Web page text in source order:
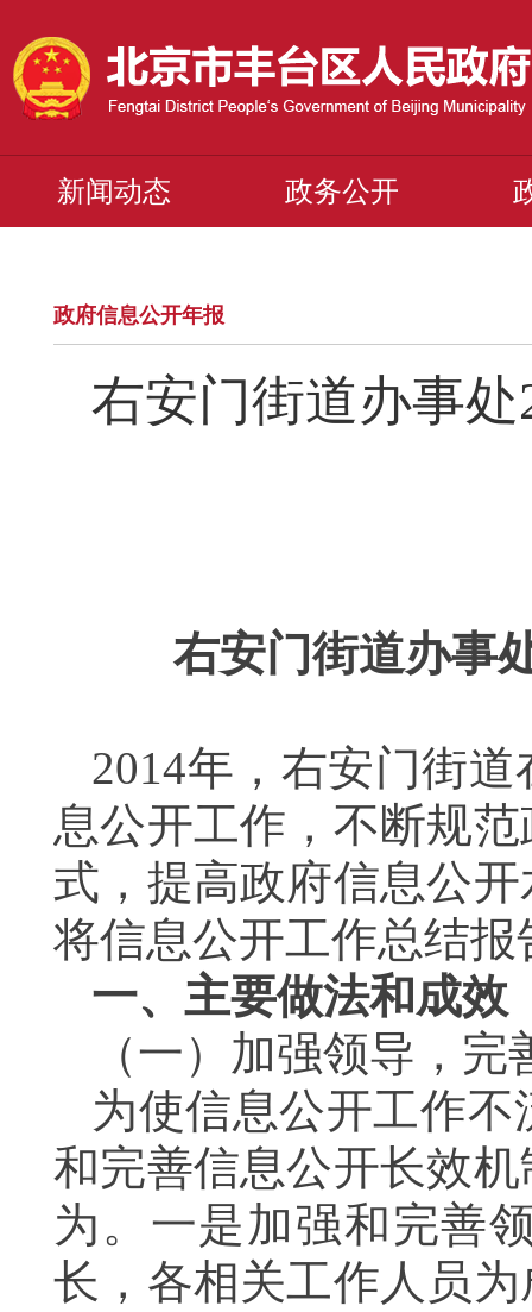
新闻动态 政务公开
政府信息公开年报
右安门街道办事
右安门街道办事
2014年，右安门街
息公开工作，不断规
式，提高政府信息公
将信息公开工作总结报
一、主要做法和成效
（一） 加强领导，完
为使信息公开工作
和完善信息公开长效
为。一是加强和完善
长，各相关工作人员